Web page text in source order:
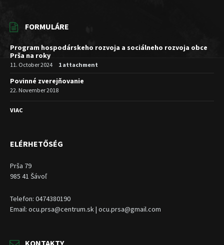
FORMULÁRE
Program hospodárskeho rozvoja a sociálneho rozvoja obce
Prša na roky
11. October 2024 1 attachment
Povinné zverejňovanie
22. November 2018
VIAC
ELÉRHETŐSÉG
Prša 79
985 41 Šávoľ
Telefon: 0474380190
Email: ocu.prsa@centrum.sk | ocu.prsa@gmail.com
KONTAKTY